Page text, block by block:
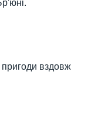
пригоди вздовж